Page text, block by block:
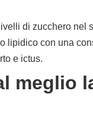
di zucchero nel
lipidico con una
e ictus.
meglio